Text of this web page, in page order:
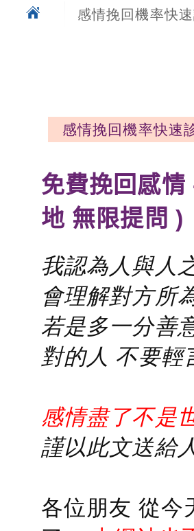
感情挽回機率快
感情挽回機率快速
免費挽回感
地 無限提問 )
我認為人與人
會理解對方所
若是多一分善
對的人 不要輕
感情盡了不是
謹以此文送給
各位朋友 從今